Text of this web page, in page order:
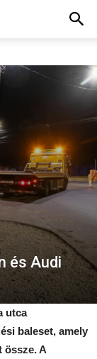
és Audi
utca
baleset, amely
össze. A